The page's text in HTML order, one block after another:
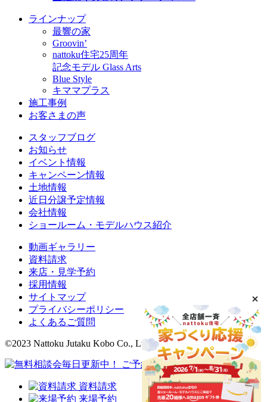
ラインナップ
最響の家
Groovin’
nattoku住宅25周年
記念モデル Glass Arts
Blue Style
キママプラス
施工事例
お客さまの声
スタッフブログ
お知らせ
イベント情報
キャンペーン情報
土地情報
近日分譲予定情報
会社情報
ショールーム・モデルハウス紹介
動画ギャラリー
資料請求
来店・見学予約
採用情報
サイトマップ
プライバシーポリシー
よくあるご質問
©2023 Nattoku Jutaku Kobo Co., Ltd.
資料請求
来場予約